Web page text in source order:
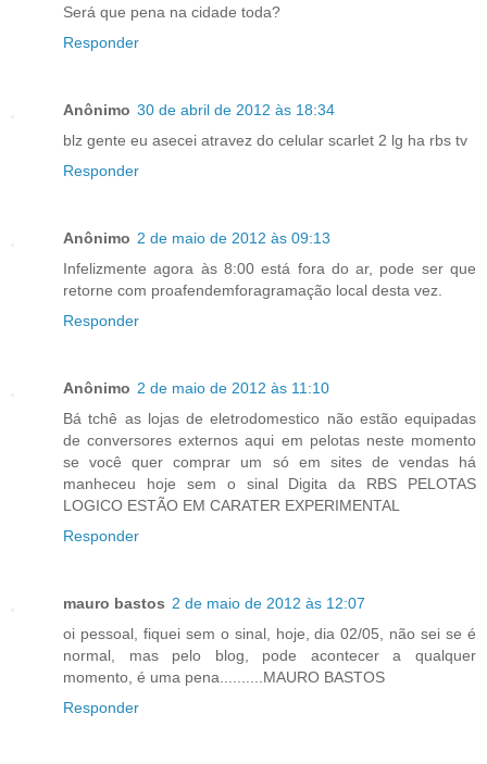
Será que pena na cidade toda?
Responder
Anônimo 30 de abril de 2012 às 18:34
blz gente eu asecei atravez do celular scarlet 2 lg ha rbs tv
Responder
Anônimo 2 de maio de 2012 às 09:13
Infelizmente agora às 8:00 está fora do ar, pode ser que
retorne com proafendemforagramação local desta vez.
Responder
Anônimo 2 de maio de 2012 às 11:10
Bá tchê as lojas de eletrodomestico não estão equipadas
de conversores externos aqui em pelotas neste momento
se você quer comprar um só em sites de vendas há
manheceu hoje sem o sinal Digita da RBS PELOTAS
LOGICO ESTÃO EM CARATER EXPERIMENTAL
Responder
mauro bastos 2 de maio de 2012 às 12:07
oi pessoal, fiquei sem o sinal, hoje, dia 02/05, não sei se é
normal, mas pelo blog, pode acontecer a qualquer
momento, é uma pena..........MAURO BASTOS
Responder